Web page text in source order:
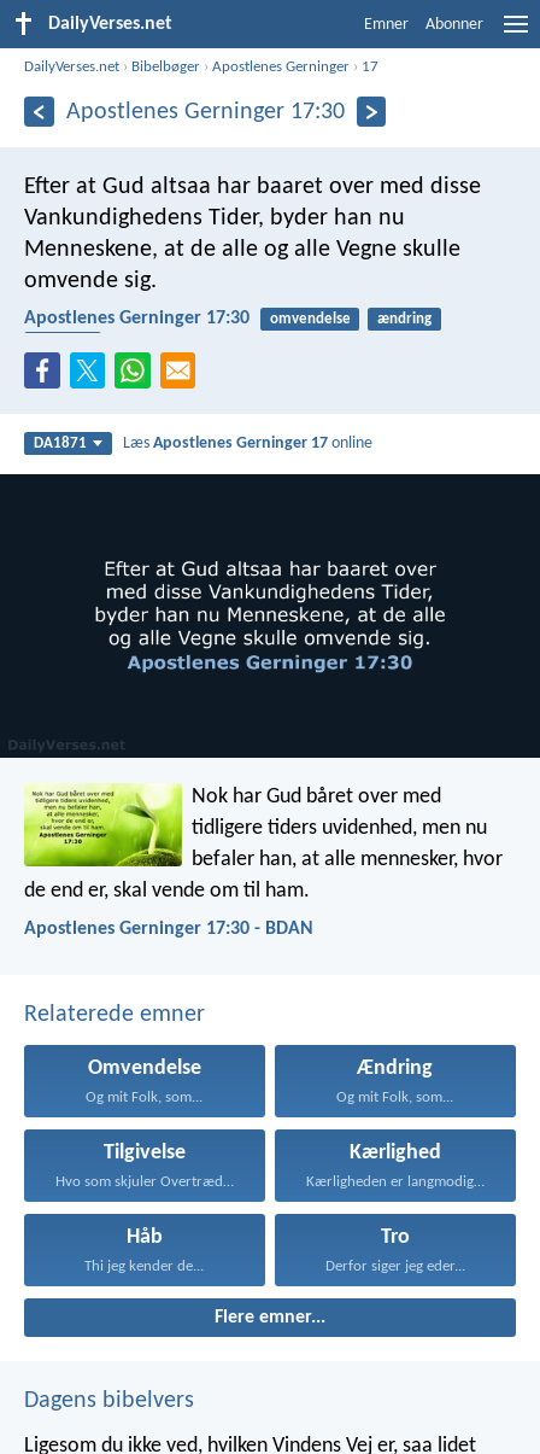
DailyVerses.net Emner Abonner
DailyVerses.net › Bibelbøger ›Apostlenes Gerninger › 17
Apostlenes Gerninger 17:30
Efter at Gud altsaa har baaret over med disse
Vankundighedens Tider, byder han nu
Menneskene, at de alle og alle Vegne skulle
omvende sig.
Apostlenes Gerninger 17:30 omvendelse
ændring
DA1871 LæsApostlenes Gerninger 17 online
Nok har Gud båret over med
tidligere tiders uvidenhed, men nu
befaler han, at alle mennesker, hvor
de end er, skal vende om til ham.
Apostlenes Gerninger 17:30 - BDAN
Relaterede emner
Omvendelse
Og mit Folk, som...
Ændring
Og mit Folk, som...
Tilgivelse
Hvo som skjuler Overtrædelse...
Kærlighed
Kærligheden er langmodig, er...
Håb
Thi jeg kender de...
Tro
Derfor siger jeg eder...
Flere emner...
Dagens bibelvers
Ligesom du ikke ved, hvilken Vindens Vej er, saa lidet